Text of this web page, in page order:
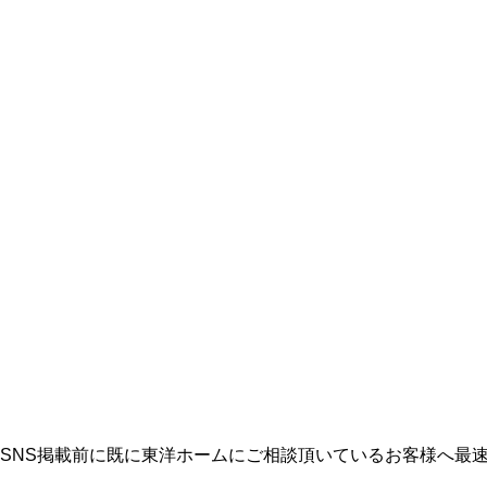
掲載前に既に東洋ホームにご相談頂いているお客様へ最